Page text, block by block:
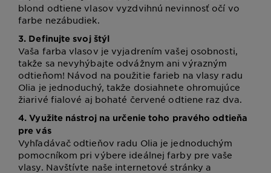
blond odtiene vlasov vyzdvihnú nevinnosť očí vo
farbe nezábudiek.
3. Definujte svoj štýl
Vaša farba vlasov je vyjadrením vašej osobnosti,
takže sa nevyhýbajte odvážnym ani výrazným
odtieňom! Návod na použitie farieb na vlasy radu
Olia je jednoduchý, takže dosiahnete ohromujúce
žiarivé fialové aj bohaté červené odtiene raz dva.
4. Využite nástroj na určenie toho pravého odtieňa
pre vás
Vyhľadávač odtieňov radu Olia je jednoduchým
pomocníkom pri výbere ideálnej farby pre vaše
vlasy. Navštívte naše internetové stránky a